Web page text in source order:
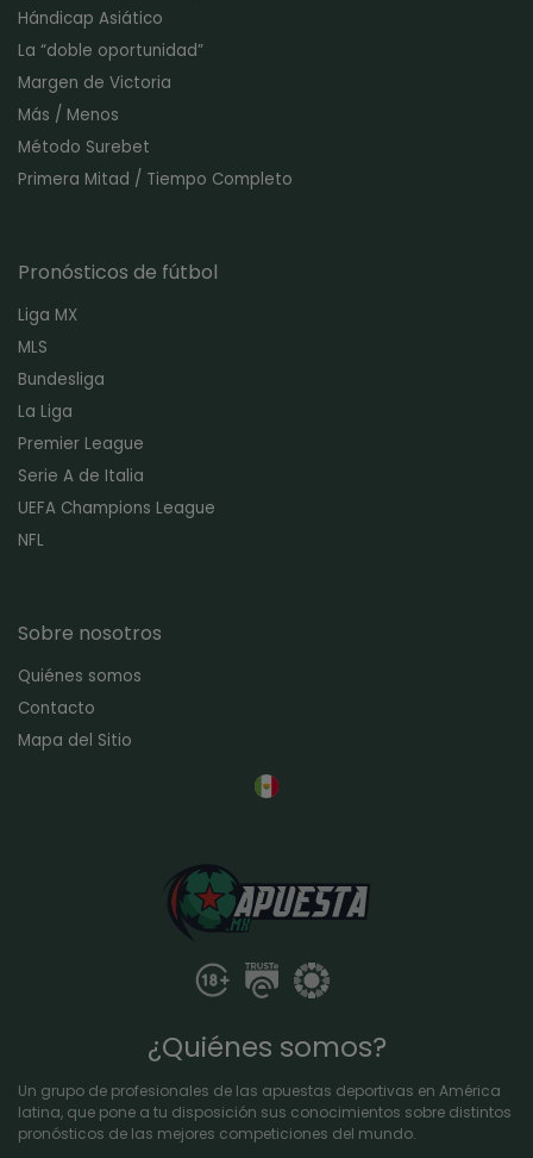
Hándicap Asiático
La “doble oportunidad”
Margen de Victoria
Más / Menos
Método Surebet
Primera Mitad / Tiempo Completo
Pronósticos de fútbol
Liga MX
MLS
Bundesliga
La Liga
Premier League
Serie A de Italia
UEFA Champions League
NFL
Sobre nosotros
Quiénes somos
Contacto
Mapa del Sitio
¿Quiénes somos?
Un grupo de profesionales de las apuestas deportivas en América
latina, que pone a tu disposición sus conocimientos sobre distintos
pronósticos de las mejores competiciones del mundo.